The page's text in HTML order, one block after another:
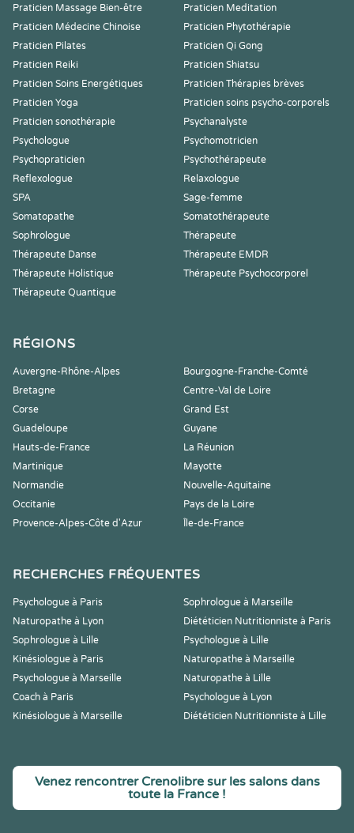
Praticien Massage Bien-être
Praticien Meditation
Praticien Médecine Chinoise
Praticien Phytothérapie
Praticien Pilates
Praticien Qi Gong
Praticien Reiki
Praticien Shiatsu
Praticien Soins Energétiques
Praticien Thérapies brèves
Praticien Yoga
Praticien soins psycho-corporels
Praticien sonothérapie
Psychanalyste
Psychologue
Psychomotricien
Psychopraticien
Psychothérapeute
Reflexologue
Relaxologue
SPA
Sage-femme
Somatopathe
Somatothérapeute
Sophrologue
Thérapeute
Thérapeute Danse
Thérapeute EMDR
Thérapeute Holistique
Thérapeute Psychocorporel
Thérapeute Quantique
RÉGIONS
Auvergne-Rhône-Alpes
Bourgogne-Franche-Comté
Bretagne
Centre-Val de Loire
Corse
Grand Est
Guadeloupe
Guyane
Hauts-de-France
La Réunion
Martinique
Mayotte
Normandie
Nouvelle-Aquitaine
Occitanie
Pays de la Loire
Provence-Alpes-Côte d'Azur
Île-de-France
RECHERCHES FRÉQUENTES
Psychologue à Paris
Sophrologue à Marseille
Naturopathe à Lyon
Diététicien Nutritionniste à Paris
Sophrologue à Lille
Psychologue à Lille
Kinésiologue à Paris
Naturopathe à Marseille
Psychologue à Marseille
Naturopathe à Lille
Coach à Paris
Psychologue à Lyon
Kinésiologue à Marseille
Diététicien Nutritionniste à Lille
Venez rencontrer Crenolibre sur les salons dans
toute la France !